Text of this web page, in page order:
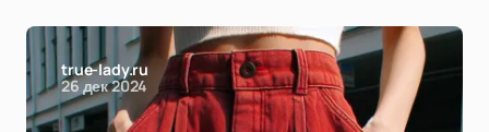
true-lady.ru
26 дек 2024